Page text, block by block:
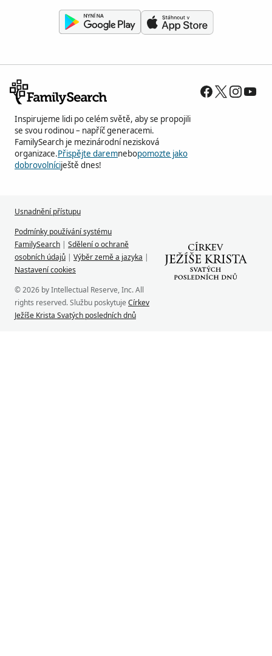
Inspirujeme lidi po celém světě, aby se propojili
se svou rodinou – napříč generacemi.
FamilySearch je mezinárodní nezisková
organizace.Přispějte daremnebopomozte jako
dobrovolníciještě dnes!
Usnadnění přístupu
Podmínky používání systému
FamilySearch | Sdělení o ochraně
osobních údajů | Výběr země a jazyka |
Nastavení cookies
© 2026 by Intellectual Reserve, Inc. All
rights reserved. Službu poskytuje Církev
Ježíše Krista Svatých posledních dnů